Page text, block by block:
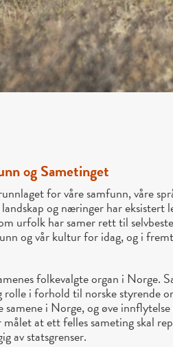
og Sametinget
for våre samfunn, våre
og næringer har eksistert
urfolk har samer rett til
og vår kultur for idag, og i
folkevalgte organ i Norge.
rolle i forhold til norske styrende
samene i Norge, og øve
målet at ett felles sameting skal
av statsgrenser.